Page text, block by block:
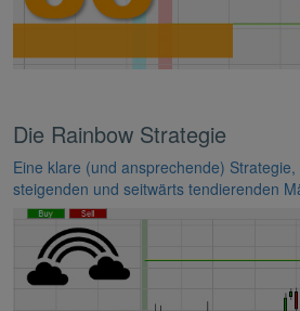
Die Rainbow Strategie
Eine klare (und ansprechende)
steigenden und seitwärts tendierenden